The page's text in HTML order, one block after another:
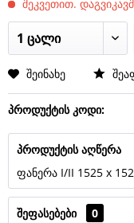
შეკვეთით.
შეინახე
პროდუქტის კოდი:
პროდუქტის აღწერა
ფანერა I/II 1525 x
შეფასებები
0